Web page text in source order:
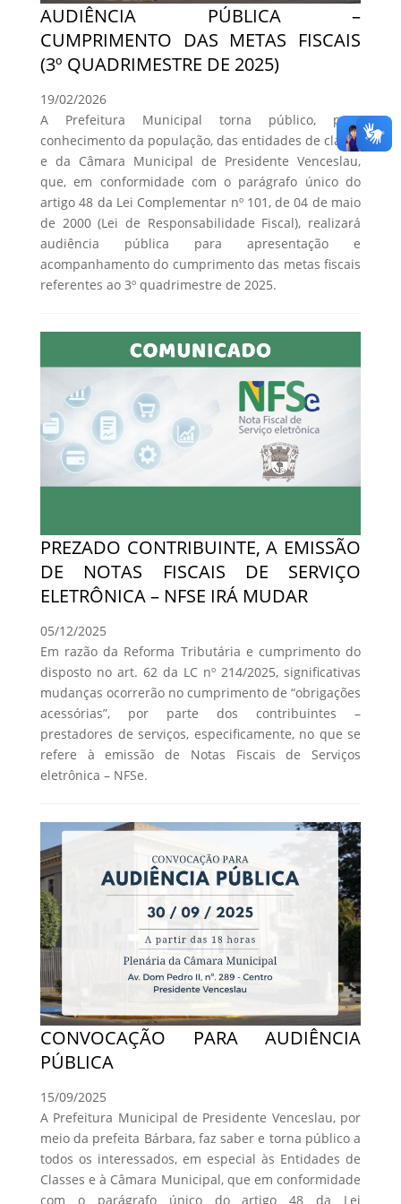
AUDIÊNCIA PÚBLICA –
CUMPRIMENTO DAS METAS FISCAIS
(3º QUADRIMESTRE DE 2025)
19/02/2026
A Prefeitura Municipal torna público, para
conhecimento da população, das entidades de classe
e da Câmara Municipal de Presidente Venceslau,
que, em conformidade com o parágrafo único do
artigo 48 da Lei Complementar nº 101, de 04 de maio
de 2000 (Lei de Responsabilidade Fiscal), realizará
audiência pública para apresentação e
acompanhamento do cumprimento das metas fiscais
referentes ao 3º quadrimestre de 2025.
PREZADO CONTRIBUINTE, A EMISSÃO
DE NOTAS FISCAIS DE SERVIÇO
ELETRÔNICA – NFSE IRÁ MUDAR
05/12/2025
Em razão da Reforma Tributária e cumprimento do
disposto no art. 62 da LC nº 214/2025, significativas
mudanças ocorrerão no cumprimento de “obrigações
acessórias”, por parte dos contribuintes –
prestadores de serviços, especificamente, no que se
refere à emissão de Notas Fiscais de Serviços
eletrônica – NFSe.
CONVOCAÇÃO PARA AUDIÊNCIA
PÚBLICA
15/09/2025
A Prefeitura Municipal de Presidente Venceslau, por
meio da prefeita Bárbara, faz saber e torna público a
todos os interessados, em especial às Entidades de
Classes e à Câmara Municipal, que em conformidade
com o parágrafo único do artigo 48 da Lei